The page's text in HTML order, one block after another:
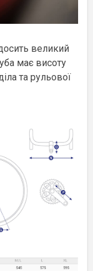
великий
має висоту
та рульової